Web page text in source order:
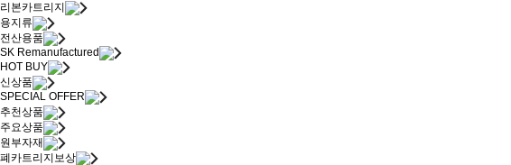
리본카트리지
용지류
전산용품
SK Remanufactured
HOT BUY
신상품
SPECIAL OFFER
추천상품
주요상품
원부자재
폐카트리지보상